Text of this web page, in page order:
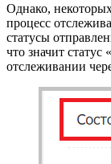
Однако,
процесс
статусы
что значит статус
отслеживании